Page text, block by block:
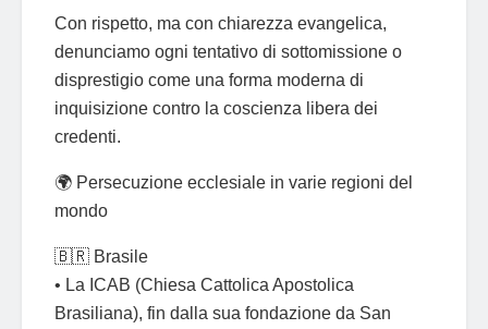
Con rispetto, ma con chiarezza evangelica,
denunciamo ogni tentativo di sottomissione o
disprestigio come una forma moderna di
inquisizione contro la coscienza libera dei
credenti.
🌍 Persecuzione ecclesiale in varie regioni del
mondo
🇧🇷 Brasile
• La ICAB (Chiesa Cattolica Apostolica
Brasiliana), fin dalla sua fondazione da San